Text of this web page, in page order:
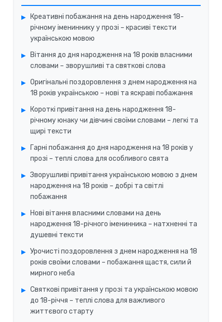
Креативні побажання на день народження 18-
річному імениннику у прозі – красиві тексти
українською мовою
Вітання до дня народження на 18 років власними
словами – зворушливі та святкові слова
Оригінальні поздоровлення з днем народження на
18 років українською – нові та яскраві побажання
Короткі привітання на день народження 18-
річному юнаку чи дівчині своїми словами – легкі та
щирі тексти
Гарні побажання до дня народження на 18 років у
прозі – теплі слова для особливого свята
Зворушливі привітання українською мовою з днем
народження на 18 років – добрі та світлі
побажання
Нові вітання власними словами на день
народження 18-річного іменинника – натхненні та
душевні тексти
Урочисті поздоровлення з днем народження на 18
років своїми словами – побажання щастя, сили й
мирного неба
Святкові привітання у прозі та українською мовою
до 18-річчя – теплі слова для важливого
життєвого старту